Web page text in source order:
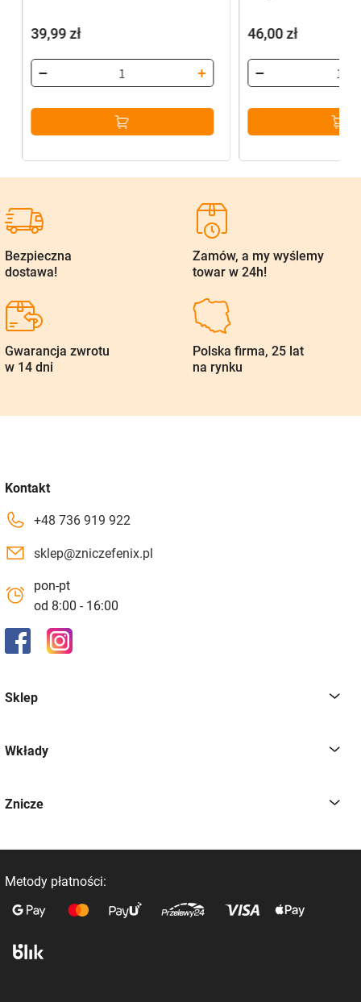
39,99zł 46,00zł
Bezpieczna
dostawa!
Zamów, a my wyślemy
towar w 24h!
Gwarancja zwrotu
w 14 dni
Polska firma, 25 lat
na rynku
Kontakt
+48 736 919 922
sklep@zniczefenix.pl
pon-pt
od 8:00 - 16:00
Sklep
Wkłady
Znicze
Metody płatności: